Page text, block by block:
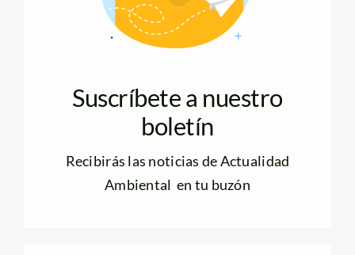
Suscríbete a nuestro
boletín
Recibirás las noticias de Actualidad
Ambiental en tu buzón